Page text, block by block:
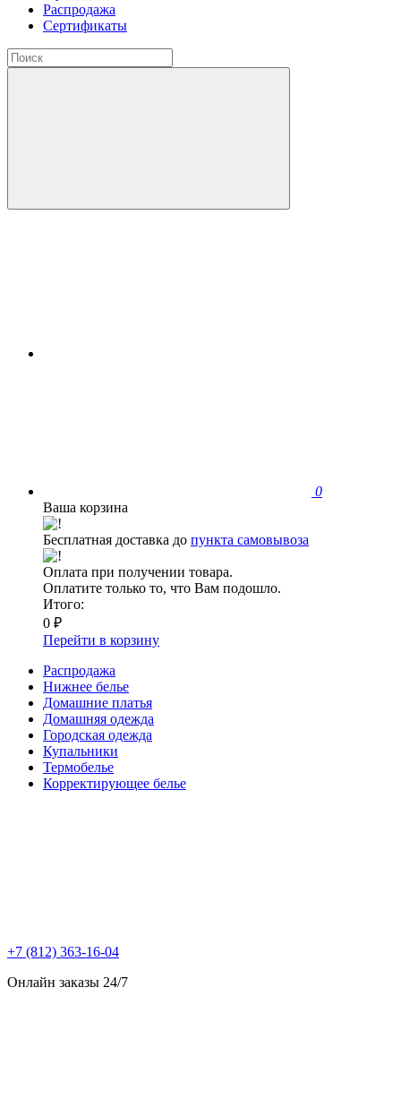
Распродажа
Сертификаты
0
Ваша корзина
Бесплатная доставка до пункта самовывоза
Оплата при получении товара.
Оплатите только то, что Вам подошло.
Итого:
0 ₽
Перейти в корзину
Распродажа
Нижнее белье
Домашние платья
Домашняя одежда
Городская одежда
Купальники
Термобелье
Корректирующее белье
+7 (812) 363-16-04
Онлайн заказы 24/7